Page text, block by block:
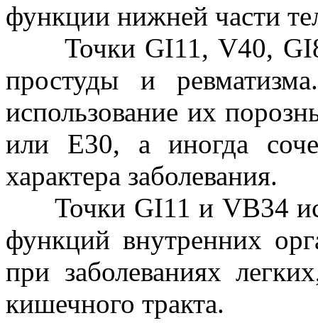
функции нижней части
Точки GI11, V40, GI8,
простуды и
использование их
или Е30, а иногда
характера заболевания.
Точки GI11 и VB34
функций внутренних
при заболеваниях
кишечного тракта.